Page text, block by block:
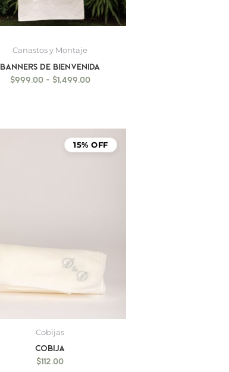
Canastos y Montaje
BANNERS DE BIENVENIDA
$999.00 - $1,499.00
15% OFF
Cobijas
Cobija
$112.00